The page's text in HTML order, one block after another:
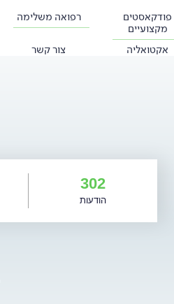
פודקאסטים
מקצועיים
רפואה משלימה
אקטואליה צור קשר
302
הודעות